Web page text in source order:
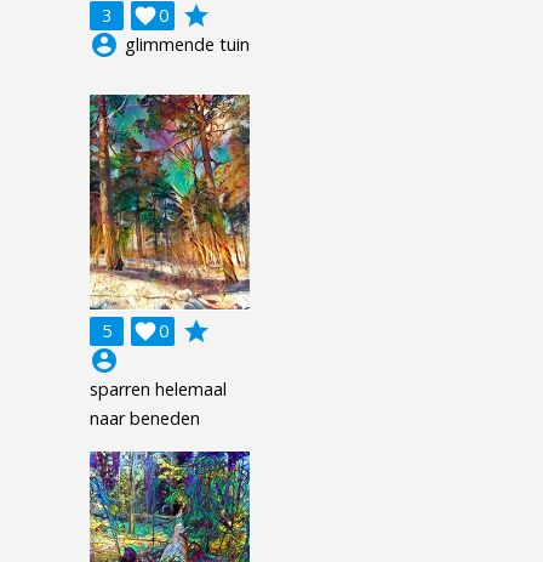
3 0

grade
account_circle glimmende tuin
5 0

grade
account_circle
sparren helemaal
naar beneden